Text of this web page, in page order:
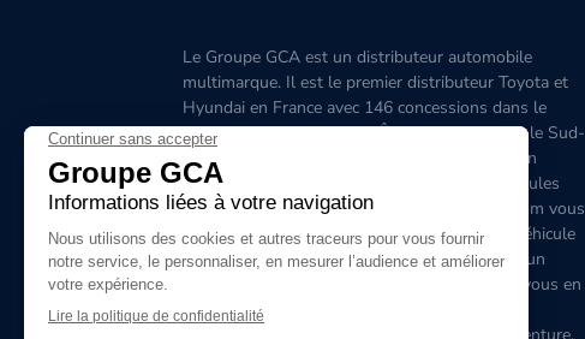
Le Groupe GCA est un distributeur automobile
multimarque. Il est le premier distributeur Toyota et
Hyundai en France avec 146 concessions dans le
Grand-Ouest, l’Aquitaine, l'Île-de-France, l'Est, le Sud-
Ouest, le Sud-Est, la Corse et 6 concessions en
Belgique. C'est le premier distributeur de véhicules
hybrides en France. Le site www.groupegca.com vous
permet de trouver facilement votre prochain véhicule
d'occasion. Le réseau Groupe GCA c'est aussi un
service après-vente de qualité, prenez rendez-vous en
ligne.
Le Groupe GCA recrute, lancez-vous dans l'aventure,